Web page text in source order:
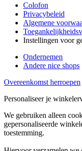
Colofon
Privacybeleid
Algemene
Instellingen voor
Ondernemen
Andere nice shops
Overeenkomst herroepen
Personaliseer je
We gebruiken alleen
gepersonaliseerde
toestemming.